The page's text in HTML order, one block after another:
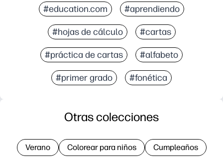
#education.com #aprendiendo
#hojas de cálculo #cartas
#práctica de cartas #alfabeto
#primer grado #fonética
Otras colecciones
Verano Colorear para niños Cumpleaños